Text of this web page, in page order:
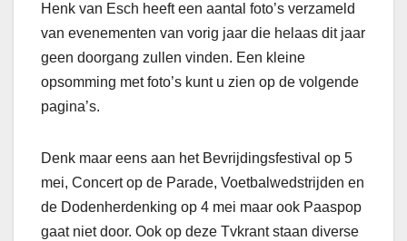
Henk van Esch heeft een aantal foto’s verzameld
van evenementen van vorig jaar die helaas dit jaar
geen doorgang zullen vinden. Een kleine
opsomming met foto’s kunt u zien op de volgende
pagina’s.
Denk maar eens aan het Bevrijdingsfestival op 5
mei, Concert op de Parade, Voetbalwedstrijden en
de Dodenherdenking op 4 mei maar ook Paaspop
gaat niet door. Ook op deze Tvkrant staan diverse